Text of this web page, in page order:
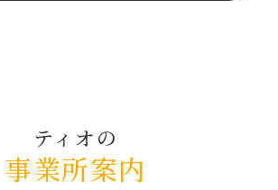
ティオの
事業所案内